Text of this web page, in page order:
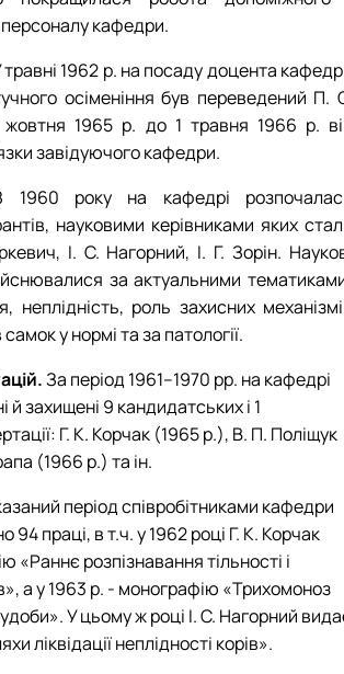
кафедри.
травні 1962 р. на посаду доцента
осіменіння був переведений П.
жовтня 1965 р. до 1 травня 1966 р.
завідуючого кафедри.
1960 року на кафедрі
науковими керівниками яких
І. С. Нагорний, І. Г. Зорін.
за актуальними
неплідність, роль захисних
у нормі та за патології.
За період 1961–1970 рр. на кафедрі
й захищені 9 кандидатських і 1
Г. К. Корчак (1965 р.), В. П. Поліщук
(1966 р.) та ін.
період співробітниками кафедри
94 праці, в т.ч. у 1962 році Г. К. Корчак
«Раннє розпізнавання тільності і
а у 1963 р. - монографію «Трихомоноз
У цьому ж році І. С. Нагорний
ліквідації неплідності корів».